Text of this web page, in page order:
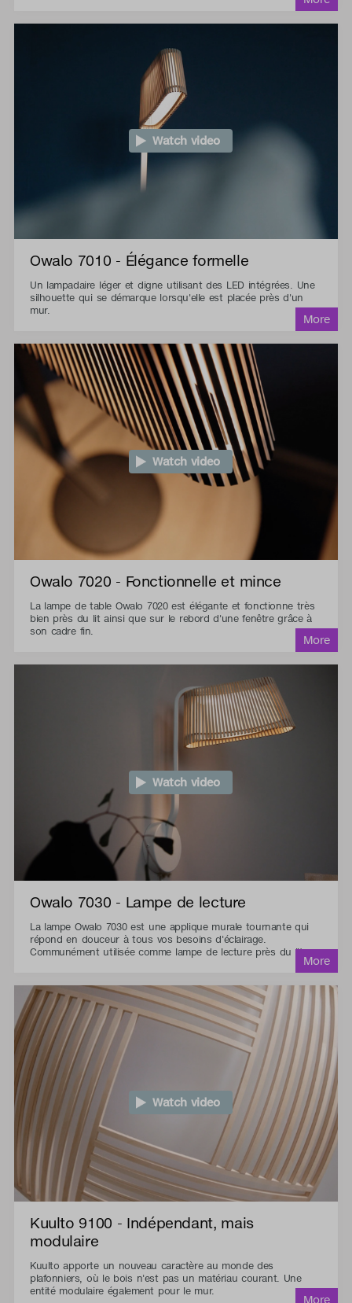
Watch video
Owalo 7010 - Élégance formelle
Un lampadaire léger et digne utilisant des LED intégrées. Une
silhouette qui se démarque lorsqu'elle est placée près d'un
mur.
Watch video
Owalo 7020 - Fonctionnelle et mince
La lampe de table Owalo 7020 est élégante et fonctionne très
bien près du lit ainsi que sur le rebord d'une fenêtre grâce à
son cadre fin.
Watch video
Owalo 7030 - Lampe de lecture
La lampe Owalo 7030 est une applique murale tournante qui
répond en douceur à tous vos besoins d'éclairage.
Communément utilisée comme lampe de lecture près du lit.
Watch video
Kuulto 9100 - Indépendant, mais
modulaire
Kuulto apporte un nouveau caractère au monde des
plafonniers, où le bois n'est pas un matériau courant. Une
entité modulaire également pour le mur.